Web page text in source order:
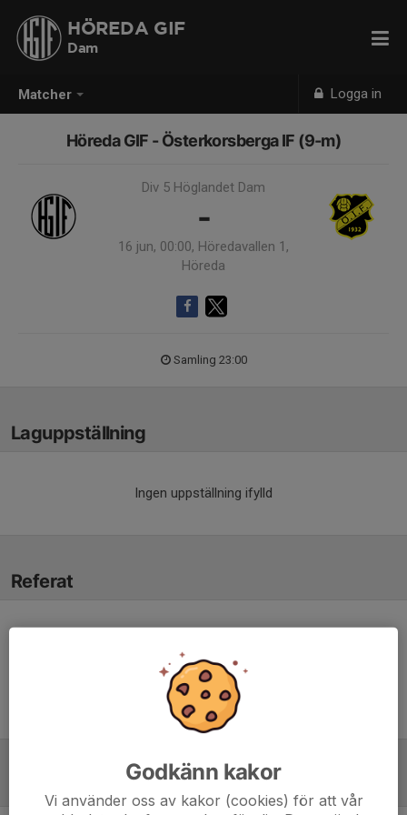
Matcher Logga in
HÖREDA GIF
Dam
Höreda GIF - Österkorsberga IF (9-m)
Div 5 Höglandet Dam
-
16 jun, 00:00, Höredavallen 1,
Höreda
Samling 23:00
Laguppställning
Ingen uppställning ifylld
Referat
Godkänn kakor
Vi använder oss av kakor (cookies) för att vår